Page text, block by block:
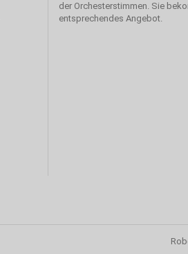
der Orchesterstimmen. Sie
entsprechendes Angebot.